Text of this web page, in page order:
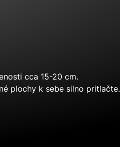
cca 15-20 cm.
plochy k sebe silno pritlačte.